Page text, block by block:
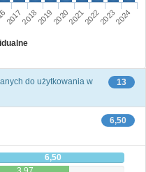
20172018201920202021202220232024
13
do użytkowania w
6,50
6,50